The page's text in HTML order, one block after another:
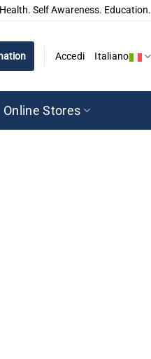
Self Awareness. Education.
Accedi Italiano
Online Stores